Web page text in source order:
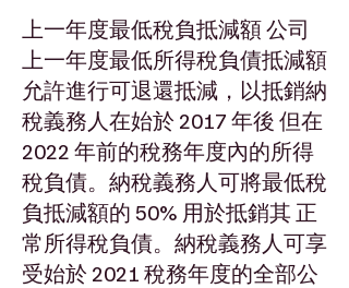
上一年度最低稅負抵減額 公司
上一年度最低所得稅負債抵減額
允許進行可退還抵減，以抵銷納
稅義務人在始於 2017 年後 但在
2022 年前的稅務年度內的所得
稅負債。納稅義務人可將最低稅
負抵減額的 50% 用於抵銷其 正
常所得稅負債。納稅義務人可享
受始於 2021 稅務年度的全部公